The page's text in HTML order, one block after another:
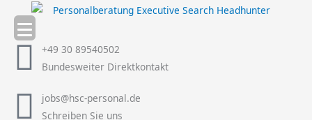
Inhalt
springen +49 30 89540502
Bundesweiter Direktkontakt
jobs@hsc-personal.de
Schreiben Sie uns